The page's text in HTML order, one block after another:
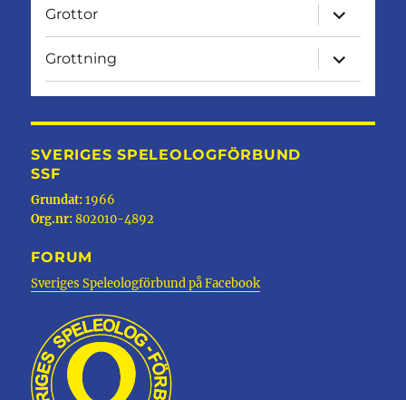
Grottor
expandera
Grottning
expandera
SVERIGES SPELEOLOGFÖRBUND
SSF
Grundat:1966
Org.nr:802010-4892
FORUM
Sveriges Speleologförbund på Facebook